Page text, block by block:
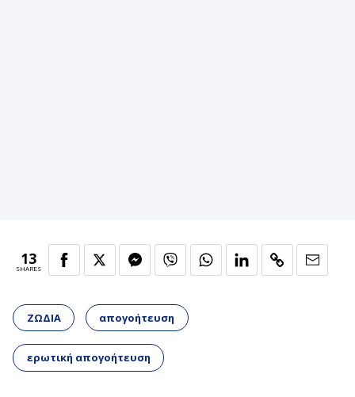
13
SHARES
ΖΩΔΙΑ απογοήτευση
ερωτική απογοήτευση